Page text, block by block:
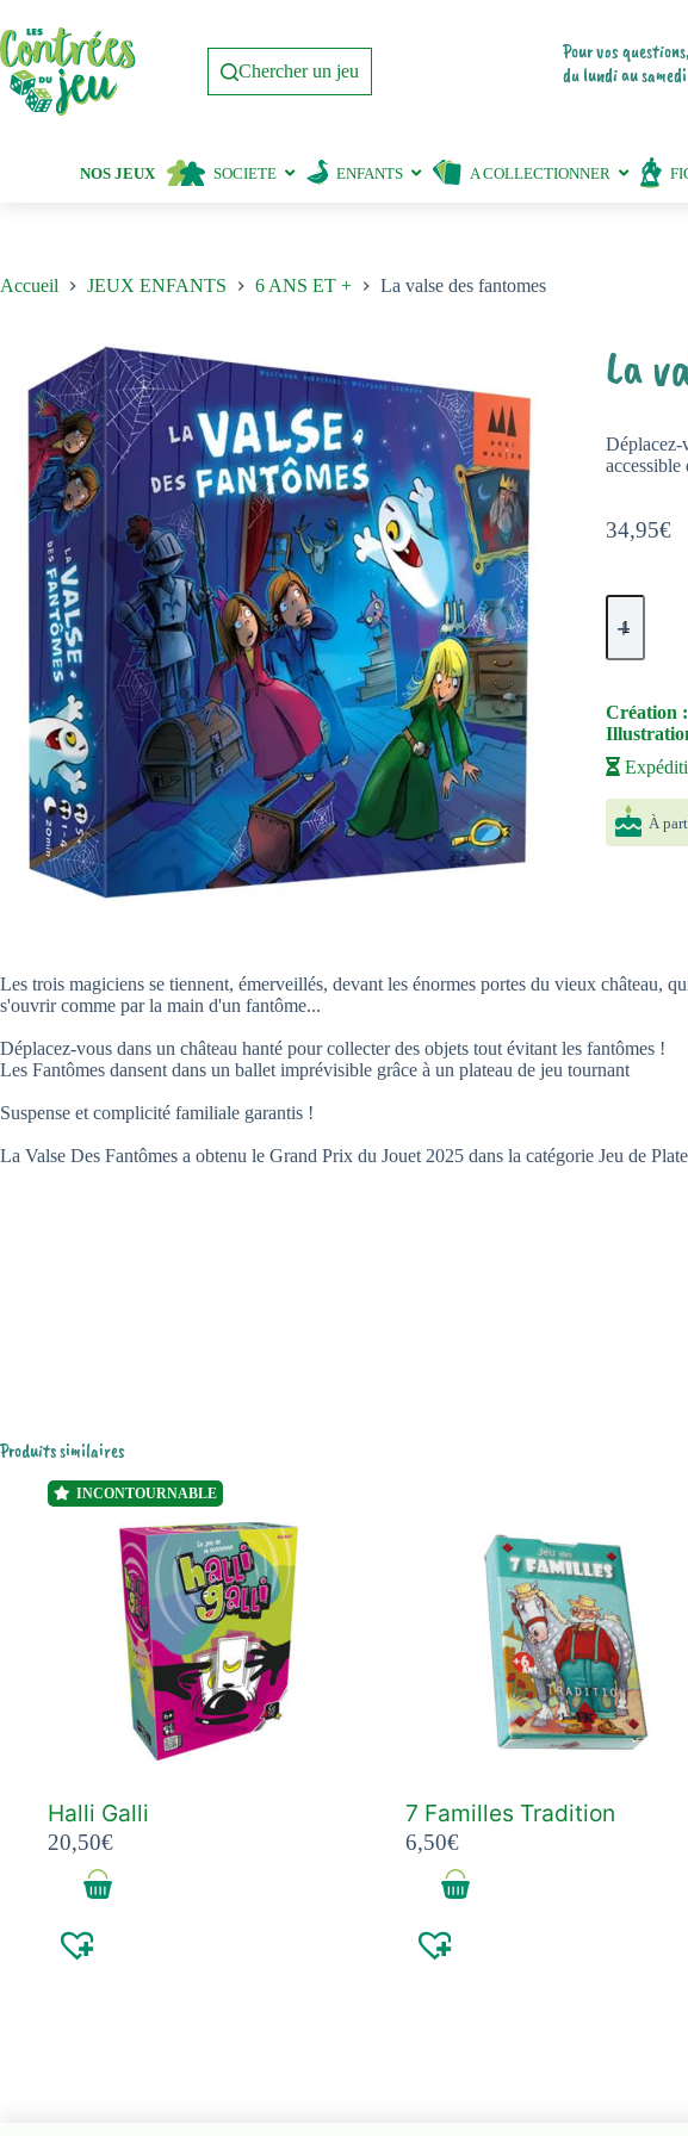
au
contenu
Chercher un jeu
Pour vos
du lundi au
NOS JEUX SOCIETE ENFANTS A COLLECTIONNER
Accueil JEUX ENFANTS 6 ANS ET + La valse des fantomes
La
34,95€
Déplacez-
accessible
quantité
de
valse
fantomes
Création :
À
Les trois magiciens se tiennent, émerveillés, devant les énormes portes du vieux château,
s'ouvrir comme par la main d'un fantôme...
Déplacez-vous dans un château hanté pour collecter des objets tout évitant les fantômes !
Les Fantômes dansent dans un ballet imprévisible grâce à un plateau de jeu tournant
Suspense et complicité familiale garantis !
La Valse Des Fantômes a obtenu le Grand Prix du Jouet 2025 dans la catégorie Jeu de
Produits similaires
INCONTOURNABLE
Halli Galli
20,50€
7 Familles Tradition
6,50€